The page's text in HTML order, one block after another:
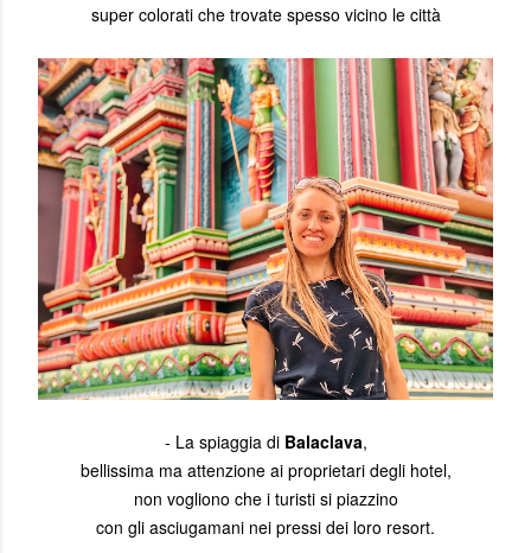
super colorati che trovate spesso vicino le città
- La spiaggia di Balaclava,
bellissima ma attenzione ai proprietari degli hotel,
non vogliono che i turisti si piazzino
con gli asciugamani nei pressi dei loro resort.